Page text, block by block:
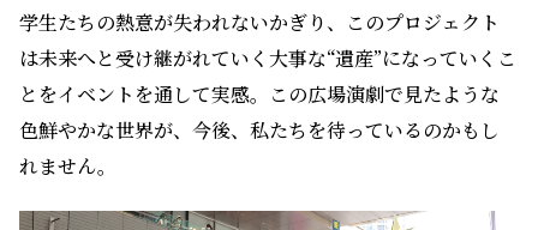
学生たちの熱意が失われないかぎり、このプロジェクト
は未来へと受け継がれていく大事な“遺産”になっていくこ
とをイベントを通して実感。この広場演劇で見たような
色鮮やかな世界が、今後、私たちを待っているのかもし
れません。